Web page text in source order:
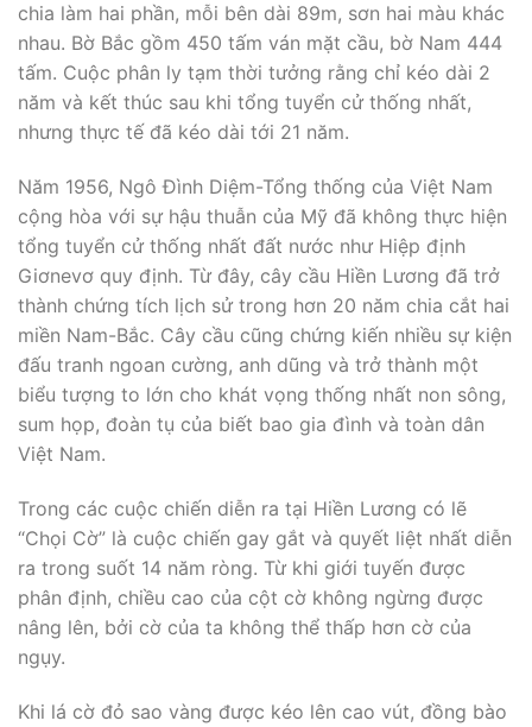
chia làm hai phần, mỗi bên dài 89m, sơn hai màu khác
nhau. Bờ Bắc gồm 450 tấm ván mặt cầu, bờ Nam 444
tấm. Cuộc phân ly tạm thời tưởng rằng chỉ kéo dài 2
năm và kết thúc sau khi tổng tuyển cử thống nhất,
nhưng thực tế đã kéo dài tới 21 năm.
Năm 1956, Ngô Đình Diệm-Tổng thống của Việt Nam
cộng hòa với sự hậu thuẫn của Mỹ đã không thực hiện
tổng tuyển cử thống nhất đất nước như Hiệp định
Giơnevơ quy định. Từ đây, cây cầu Hiền Lương đã trở
thành chứng tích lịch sử trong hơn 20 năm chia cắt hai
miền Nam-Bắc. Cây cầu cũng chứng kiến nhiều sự kiện
đấu tranh ngoan cường, anh dũng và trở thành một
biểu tượng to lớn cho khát vọng thống nhất non sông,
sum họp, đoàn tụ của biết bao gia đình và toàn dân
Việt Nam.
Trong các cuộc chiến diễn ra tại Hiền Lương có lẽ
“Chọi Cờ” là cuộc chiến gay gắt và quyết liệt nhất diễn
ra trong suốt 14 năm ròng. Từ khi giới tuyến được
phân định, chiều cao của cột cờ không ngừng được
nâng lên, bởi cờ của ta không thể thấp hơn cờ của
ngụy.
Khi lá cờ đỏ sao vàng được kéo lên cao vút, đồng bào